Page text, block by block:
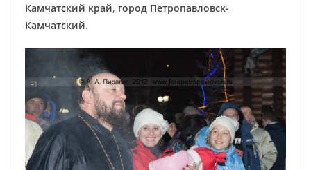
Камчатский край, город Петропавловск-
Камчатский.